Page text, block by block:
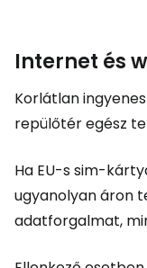
Internet és
Korlátlan ingyenes
repülőtér egész
Ha EU-s sim-
ugyanolyan áron
adatforgalmat,